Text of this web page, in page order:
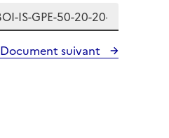
Document suivant